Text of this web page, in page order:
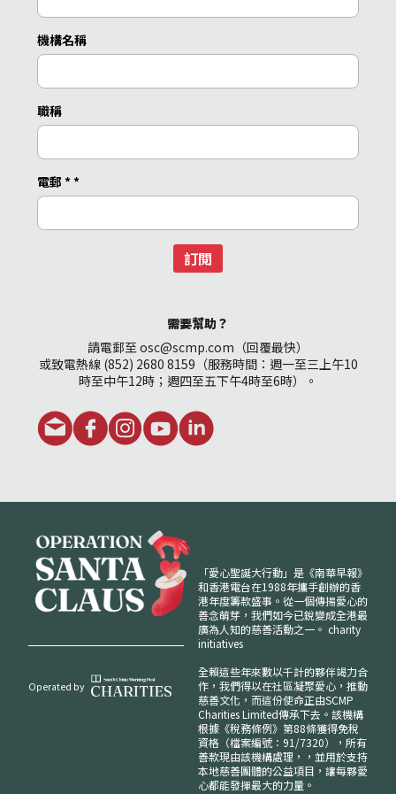
機構名稱
職稱
電郵 **
訂閱
需要幫助？
請電郵至 osc@scmp.com（回覆最快）
或致電熱線 (852) 2680 8159（服務時間：週一至三上午10
時至中午12時；週四至五下午4時至6時）。
Operated by
「愛心聖誕大行動」是《南華早報》
和香港電台在1988年攜手創辦的香
港年度籌款盛事。從一個傳揚愛心的
善念萌芽，我們如今已銳變成全港最
廣為人知的慈善活動之一。 charity
initiatives
全賴這些年來數以千計的夥伴竭力合
作，我們得以在社區凝聚愛心，推動
慈善文化，而這份使命正由SCMP
Charities Limited傳承下去。該機構
根據《稅務條例》第88條獲得免稅
資格（檔案編號：91/7320），所有
善款現由該機構處理，，並用於支持
本地慈善團體的公益項目，讓每夥愛
心都能發揮最大的力量。